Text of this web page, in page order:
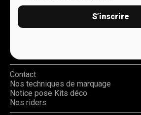
S’inscrire
Contact
Nos techniques de marquage
Notice pose Kits déco
Nos riders